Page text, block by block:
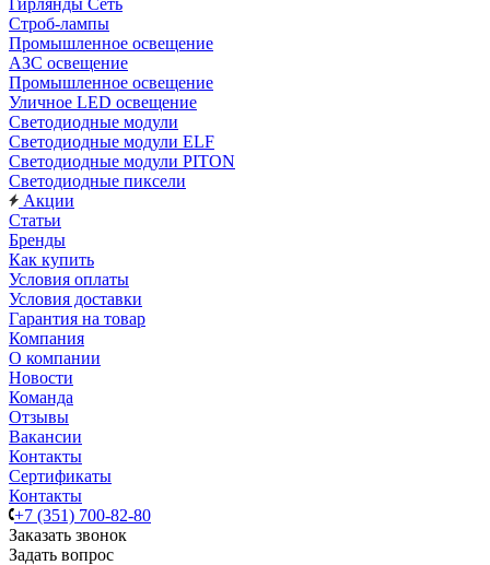
Гирлянды Сеть
Строб-лампы
Промышленное освещение
АЗС освещение
Промышленное освещение
Уличное LED освещение
Светодиодные модули
Светодиодные модули ELF
Светодиодные модули PITON
Светодиодные пиксели
Акции
Статьи
Бренды
Как купить
Условия оплаты
Условия доставки
Гарантия на товар
Компания
О компании
Новости
Команда
Отзывы
Вакансии
Контакты
Сертификаты
Контакты
+7 (351) 700-82-80
Заказать звонок
Задать вопрос